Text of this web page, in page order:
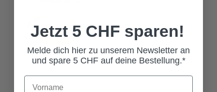
Jetzt 5 CHF sparen!
Melde dich hier zu unserem Newsletter an
und spare 5 CHF auf deine Bestellung.*